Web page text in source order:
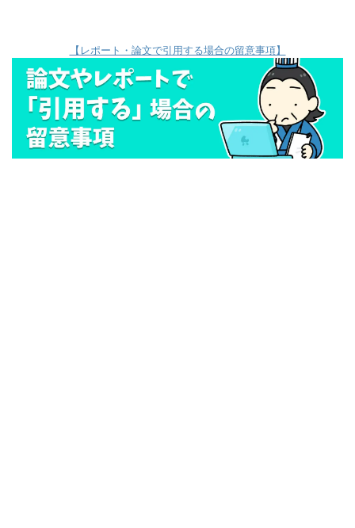
【レポート・論文で引用する場合の留意事項】